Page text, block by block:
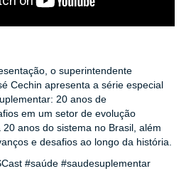
o superintendente
Cechin apresenta a série especial
20 anos de
em um setor de evolução
anos do sistema no Brasil, além
e desafios ao longo da história.
#saúde #saudesuplementar